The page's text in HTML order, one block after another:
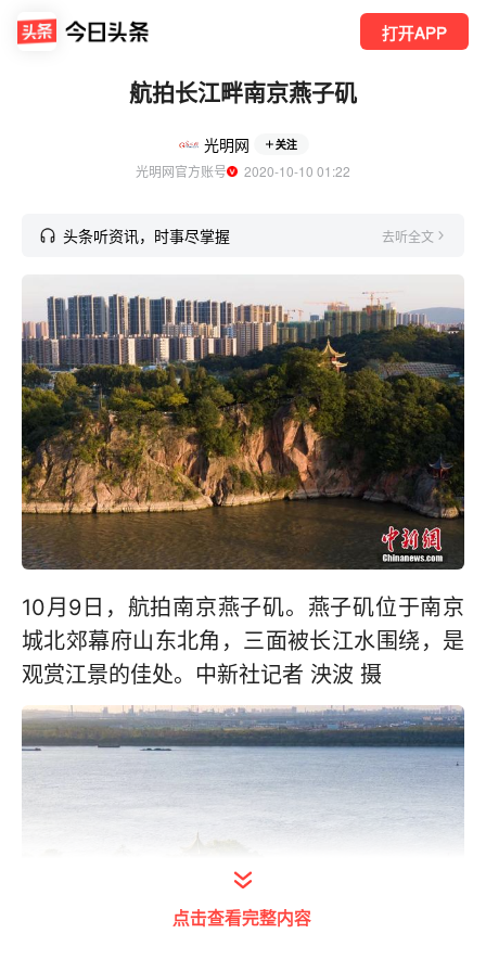
打开APP
航拍长江畔南京燕子矶
光明网 关注
光明网官方账号
  2020-10-10 01:22
头条听资讯，时事尽掌握 去听全文
10月9日，航拍南京燕子矶。燕子矶位于南京
城北郊幕府山东北角，三面被长江水围绕，是
观赏江景的佳处。中新社记者 泱波 摄
点击查看完整内容